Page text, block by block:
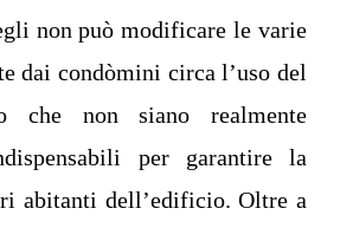
non può modificare le varie
dai condòmini circa l’uso del
che non siano realmente
per garantire la
abitanti dell’edificio. Oltre a